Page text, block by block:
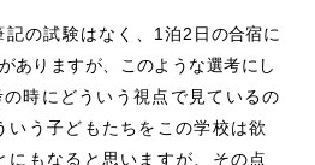
記の試験はなく、1泊2 日の合宿に
ありますが、このような選考にし
時にどういう視点で見ているの
いう子どもたちをこの学校は欲
にもなると思いますが、その点